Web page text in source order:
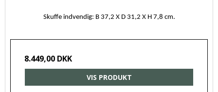
Skuffe indvendig: B 37,2 X D 31,2 X H 7,8 cm.
8.449,00 DKK
VIS PRODUKT